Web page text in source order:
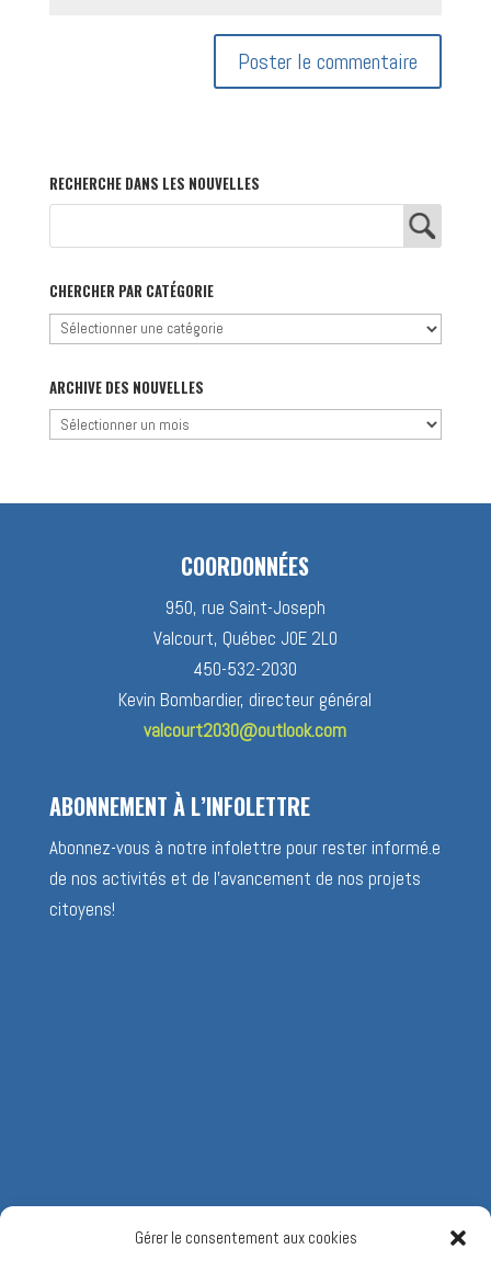
Gérer le consentement aux cookies
RECHERCHE DANS LES NOUVELLES
CHERCHER PAR CATÉGORIE
Chercher
catégorie
ARCHIVE DES NOUVELLES
Archive
COORDONNÉES
950, rue Saint-Joseph
Valcourt, Québec J0E 2L0
450-532-2030
Kevin Bombardier, directeur général
valcourt2030@outlook.com
ABONNEMENT À L’INFOLETTRE
Abonnez-vous à notre infolettre pour rester informé.e
de nos activités et de l’avancement de nos projets
citoyens!